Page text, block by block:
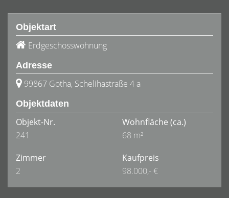
Objektart
Erdgeschosswohnung
Adresse
99867 Gotha, Schelihastraße 4 a
Objektdaten
Objekt-Nr.
241
Wohnfläche (ca.)
68 m²
Zimmer
2
Kaufpreis
98.000,- €